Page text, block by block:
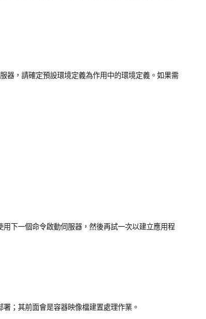
器，請確定預設環境定義為作用中的環境定義。如果需
下一個命令啟動伺服器，然後再試一次以建立應用程
；其前面會是容器映像檔建置處理作業。